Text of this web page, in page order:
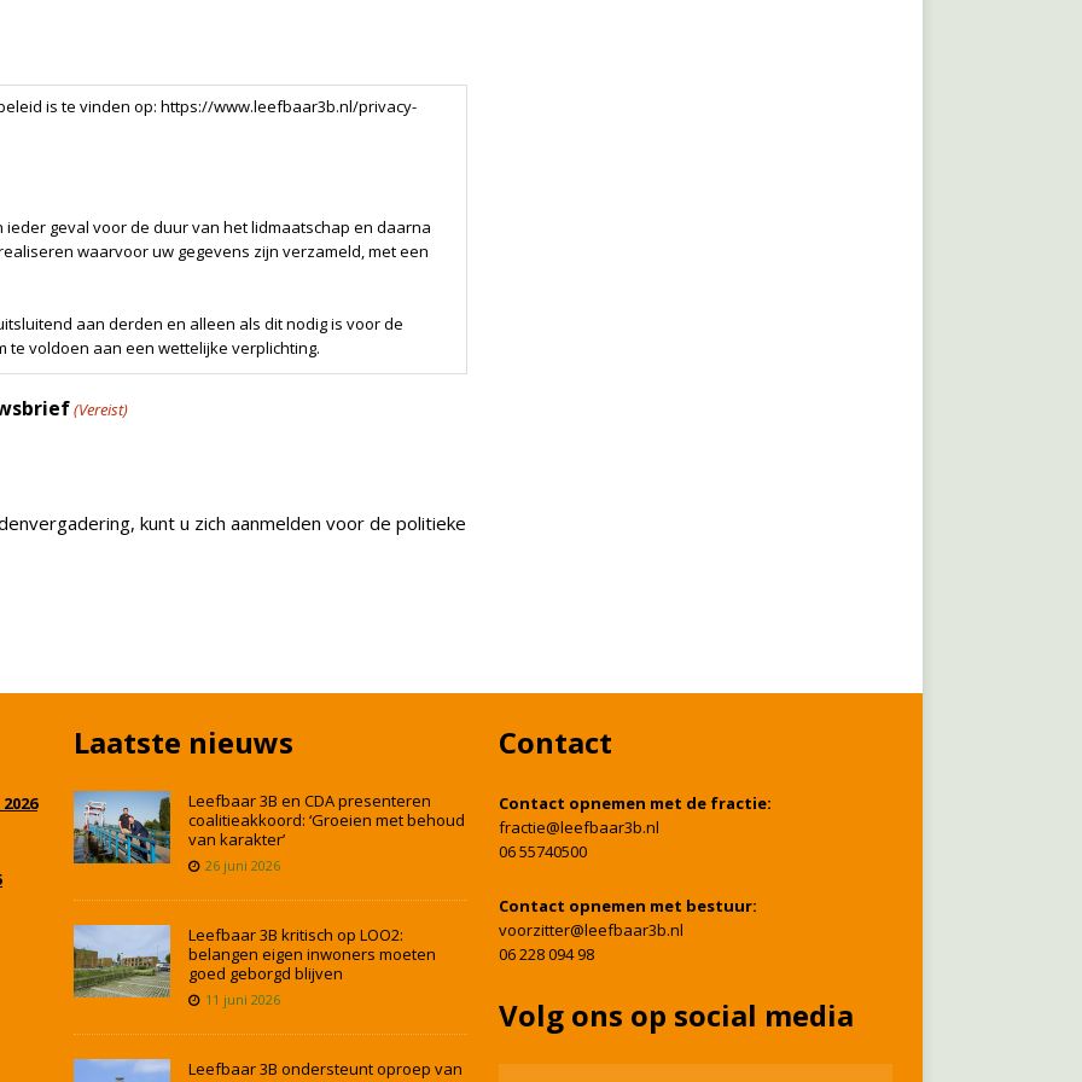
is te vinden op: https://www.leefbaar3b.nl/privacy-
geval voor de duur van het lidmaatschap en daarna
waarvoor uw gegevens zijn verzameld, met een
aan derden en alleen als dit nodig is voor de
voldoen aan een wettelijke verplichting.
zien, te corrigeren of te verwijderen. Hoe u dat kunt doen
privacy-policy/.
(Vereist)
kunt u zich aanmelden voor de politieke
Laatste nieuws
Leefbaar 3B en CDA presenteren
coalitieakkoord: ‘Groeien met behoud
van karakter’
26 juni 2026
Leefbaar 3B kritisch op LOO2:
belangen eigen inwoners moeten
goed geborgd blijven
11 juni 2026
Leefbaar 3B ondersteunt oproep van
Contact
Contact opnemen met de fractie:
fractie@leefbaar3b.nl
06 55740500
Contact opnemen met bestuur:
voorzitter@leefbaar3b.nl
06 228 094 98
Volg ons op social media